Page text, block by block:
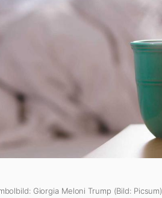
Giorgia Meloni Trump (Bild: Picsum)